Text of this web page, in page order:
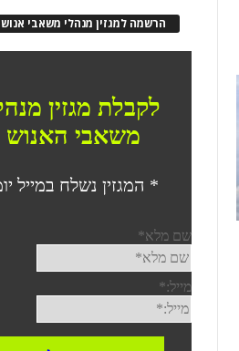
הרשמה למגזין מנהלי משאבי אנוש